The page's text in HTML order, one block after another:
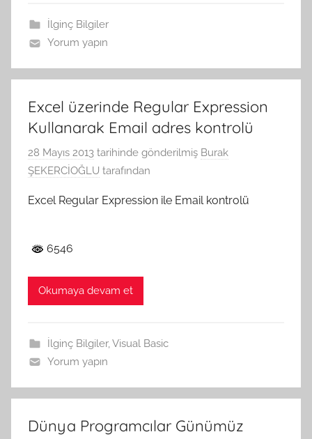
İlginç Bilgiler
Yorum yapın
Excel üzerinde Regular Expression
Kullanarak Email adres kontrolü
28 Mayıs 2013 tarihinde gönderilmiş Burak
ŞEKERCİOĞLU tarafından
Excel Regular Expression ile Email kontrolü
6546
Okumaya devam et
İlginç Bilgiler, Visual Basic
Yorum yapın
Dünya Programcılar Günümüz